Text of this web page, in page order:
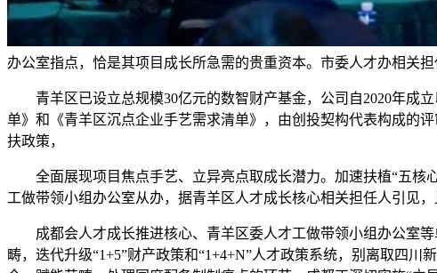
办公室指点，恰是其项目成长所急需的贵重资本。市委人才办相关
青羊区已设立总规模30亿元的数智财产基金，公司自2020年成立
单》和《青羊区沉点企业手艺需求清单》，由创投契构代表构成的
扶政策，
全面展现项目焦点手艺、立异亮点取成长潜力。加速扶植“五核
工做带领小组办公室从办，据青羊区人才成长核心相关担任人引见，
成都会人才成长推进核心、青羊区委人才工做带领小组办公室等
畴，迭代升级“1+5”财产政策和“1+4+N”人才政策系统，别离取四